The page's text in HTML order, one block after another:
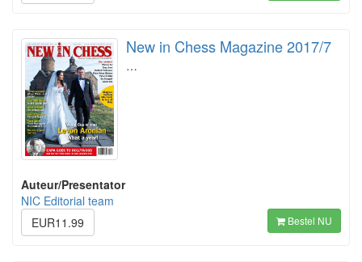
New in Chess Magazine 2017/7
…
Auteur/Presentator
NIC Editorial team
EUR11.99
Bestel NU